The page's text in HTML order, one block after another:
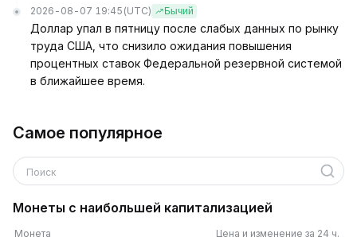
2026-08-07 19:45 (UTC) Бычий
Доллар упал в пятницу после слабых данных по рынку
труда США, что снизило ожидания повышения
процентных ставок Федеральной резервной системой
в ближайшее время.
Самое популярное
Поиск
Монеты с наибольшей капитализацией
Монета Цена и изменение за 24 ч.